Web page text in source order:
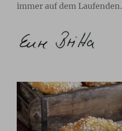
immer auf dem Laufenden.